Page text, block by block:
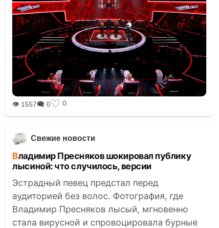
👁 1557🗨 0♡ 0
Свежие новости
Владимир Пресняков шокировал публику
лысиной: что случилось, версии
Эстрадный певец предстал перед
аудиторией без волос. Фотография, где
Владимир Пресняков лысый, мгновенно
стала вирусной и спровоцировала бурные